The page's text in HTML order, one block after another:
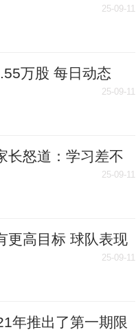
25-09-11
万股 每日动态
25-09-11
长怒道：学习差不
25-09-11
更高目标 球队表现
25-09-11
年推出了第一期限